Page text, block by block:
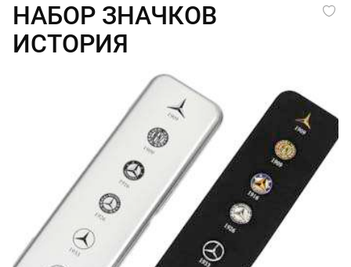
НАБОР ЗНАЧКОВ ИСТОРИЯ
НАБОР ЗНАЧКОВ
ИСТОРИЯ